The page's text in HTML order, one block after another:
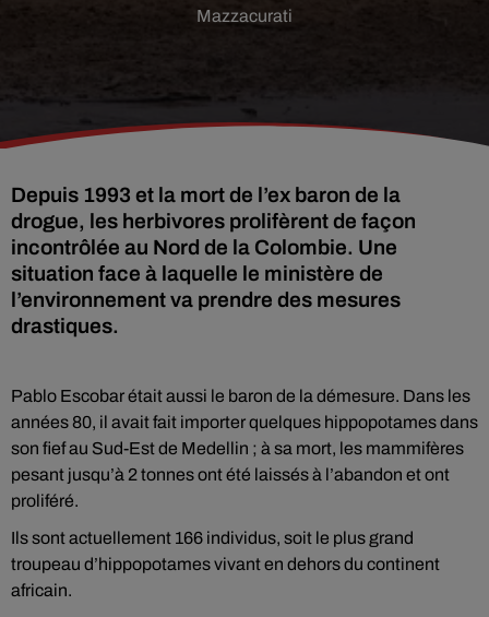
Mazzacurati
Depuis 1993 et la mort de l’ex baron de la
drogue, les herbivores prolifèrent de façon
incontrôlée au Nord de la Colombie. Une
situation face à laquelle le ministère de
l’environnement va prendre des mesures
drastiques.
Pablo Escobar était aussi le baron de la démesure. Dans les
années 80, il avait fait importer quelques hippopotames dans
son fief au Sud-Est de Medellin ; à sa mort, les mammifères
pesant jusqu’à 2 tonnes ont été laissés à l’abandon et ont
proliféré.
Ils sont actuellement 166 individus, soit le plus grand
troupeau d’hippopotames vivant en dehors du continent
africain.